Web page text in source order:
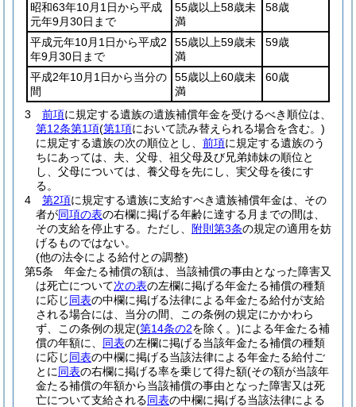
昭和63年10月1日から平成
元年9月30日まで
55歳以上58歳未
満
58歳
平成元年10月1日から平成2
年9月30日まで
55歳以上59歳未
満
59歳
平成2年10月1日から当分の
間
55歳以上60歳未
満
60歳
3 前項に規定する遺族の遺族補償年金を受けるべき順位は、
第12条第1項(第1項において読み替えられる場合を含む。)
に規定する遺族の次の順位とし、 前項に規定する遺族のう
ちにあっては、夫、父母、祖父母及び兄弟姉妹の順位と
し、父母については、養父母を先にし、実父母を後にす
る。
4
第2項に規定する遺族に支給すべき遺族補償年金は、その
者が同項の表の右欄に掲げる年齢に達する月までの間は、
その支給を停止する。 ただし、 附則第3条の規定の適用を妨
げるものではない。
(他の法令による給付との調整)
第5条
年金たる補償の額は、当該補償の事由となった障害又
は死亡について次の表の左欄に掲げる年金たる補償の種類
に応じ同表の中欄に掲げる法律による年金たる給付が支給
される場合には、当分の間、この条例の規定にかかわら
ず、この条例の規定(第14条の2を除く。)による年金たる補
償の年額に、 同表の左欄に掲げる当該年金たる補償の種類
に応じ同表の中欄に掲げる当該法律による年金たる給付ご
とに同表の右欄に掲げる率を乗じて得た額(その額が当該年
金たる補償の年額から当該補償の事由となった障害又は死
亡について支給される同表の中欄に掲げる当該法律による